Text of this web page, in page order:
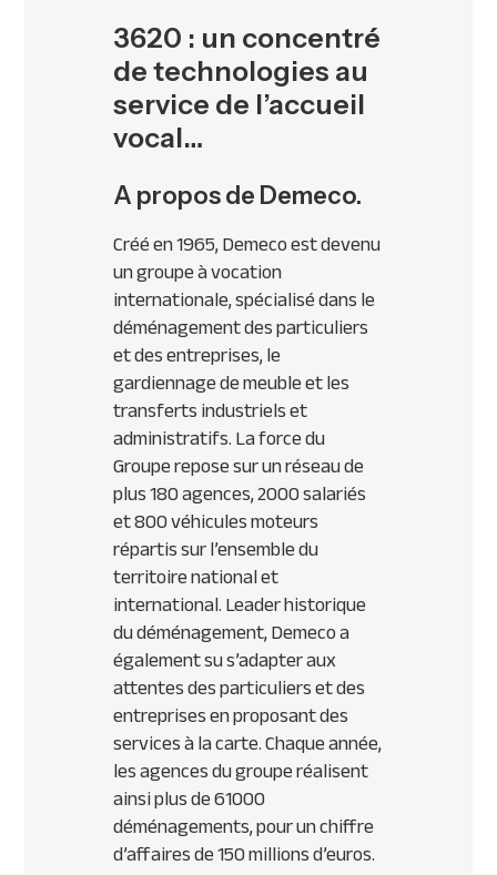
3620 : un concentré
de technologies au
service de l’accueil
vocal…
A propos de Demeco.
Créé en 1965, Demeco est devenu
un groupe à vocation
internationale, spécialisé dans le
déménagement des particuliers
et des entreprises, le
gardiennage de meuble et les
transferts industriels et
administratifs. La force du
Groupe repose sur un réseau de
plus 180 agences, 2000 salariés
et 800 véhicules moteurs
répartis sur l’ensemble du
territoire national et
international. Leader historique
du déménagement, Demeco a
également su s’adapter aux
attentes des particuliers et des
entreprises en proposant des
services à la carte. Chaque année,
les agences du groupe réalisent
ainsi plus de 61000
déménagements, pour un chiffre
d’affaires de 150 millions d’euros.